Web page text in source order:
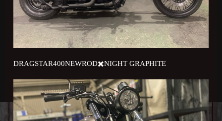
DRAGSTAR400NEWROD✖️NIGHT GRAPHITE